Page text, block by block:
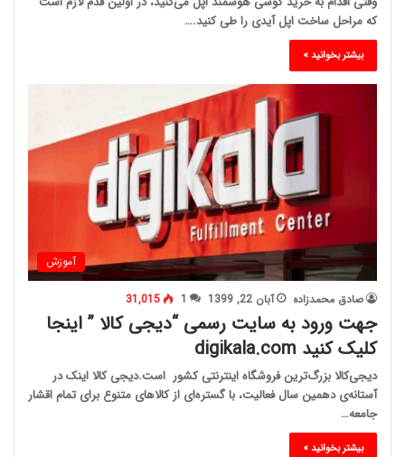
که مراحل ساخت اپل آیدی را طی کنید.…
بیشتر بخوانید »
آموزش
صادق محمدزاده آبان 22, 1399 1
31,015
جهت ورود به سایت رسمی “دیجی کالا ” اینجا
کلیک کنید digikala.com
دیجی‌کالا بزرگ‌ترین فروشگاه اینترنتی کشور است.دیجی کالا اینک در
آستانه‌ی دهمین سال فعالیت، با گستره‌ای از کالاهای متنوع برای تمام اقشار
جامعه…
بیشتر بخوانید »